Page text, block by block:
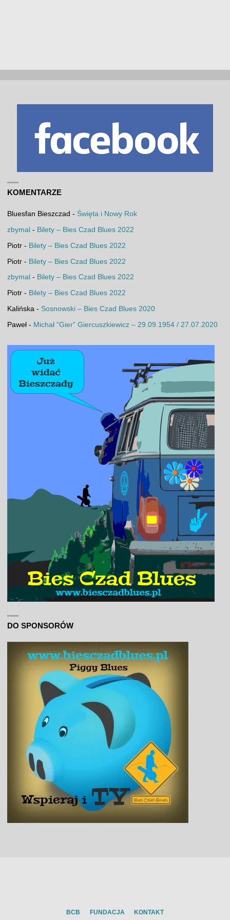
KOMENTARZE
Bluesfan Bieszczad - Święta i Nowy Rok
zbymal - Bilety – Bies Czad Blues 2022
Piotr- Bilety – Bies Czad Blues 2022
Piotr- Bilety – Bies Czad Blues 2022
zbymal - Bilety – Bies Czad Blues 2022
Piotr- Bilety – Bies Czad Blues 2022
Kalińska - Sosnowski – Bies Czad Blues 2020
Paweł- Michał “Gier” Giercuszkiewicz – 29.09.1954 / 27.07.2020
DO SPONSORÓW
BCB FUNDACJA KONTAKT